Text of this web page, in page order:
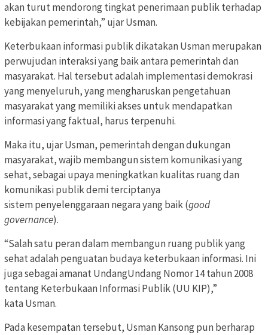
akan turut mendorong tingkat penerimaan publik terhadap
kebijakan pemerintah,” ujar Usman.
Keterbukaan informasi publik dikatakan Usman merupakan
perwujudan interaksi yang baik antara pemerintah dan
masyarakat. Hal tersebut adalah implementasi demokrasi
yang menyeluruh, yang mengharuskan pengetahuan
masyarakat yang memiliki akses untuk mendapatkan
informasi yang faktual, harus terpenuhi.
Maka itu, ujar Usman, pemerintah dengan dukungan
masyarakat, wajib membangun sistem komunikasi yang
sehat, sebagai upaya meningkatkan kualitas ruang dan
komunikasi publik demi terciptanya
sistem penyelenggaraan negara yang baik (good
governance).
“Salah satu peran dalam membangun ruang publik yang
sehat adalah penguatan budaya keterbukaan informasi. Ini
juga sebagai amanat UndangUndang Nomor 14 tahun 2008
tentang Keterbukaan Informasi Publik (UU KIP),”
kata Usman.
Pada kesempatan tersebut, Usman Kansong pun berharap